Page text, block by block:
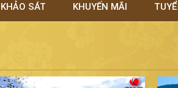
KHẢO SÁT KHUYẾN MÃI